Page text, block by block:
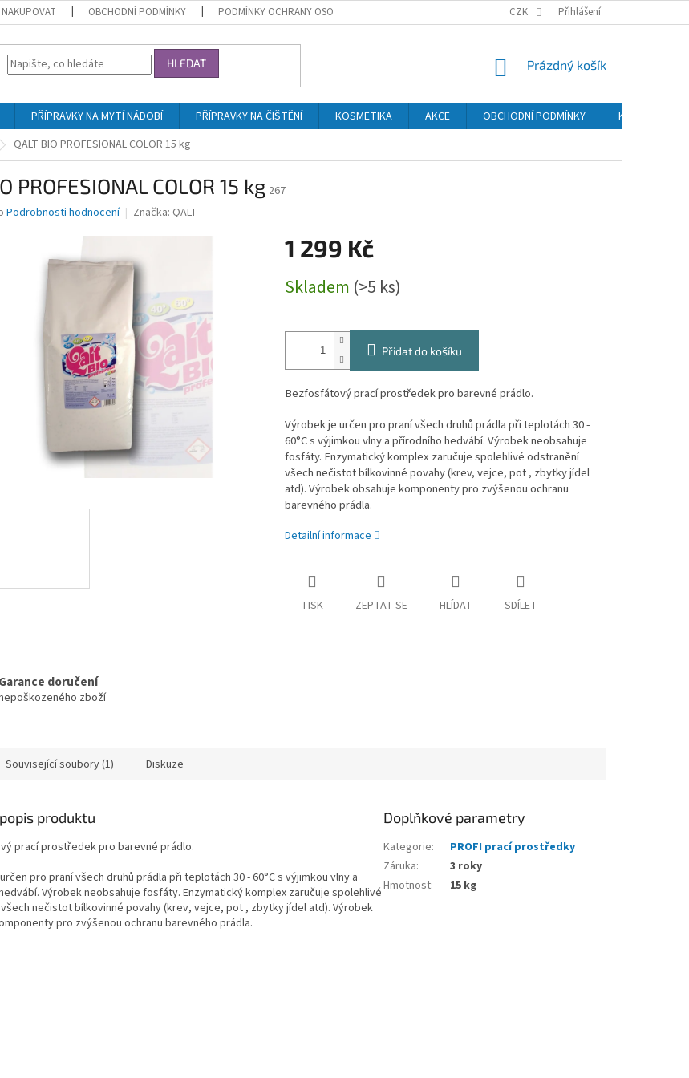
OBCHODNÍ PODMÍNKY PODMÍNKY OCHRANY OSOBNÍCH ÚDAJŮ CZK Přihlášení
HLEDAT
NÁKUPNÍ
Prázdný košík
PŘÍPRAVKY NA MYTÍ NÁDOBÍ PŘÍPRAVKY NA ČIŠTĚNÍ KOSMETIKA AKCE OBCHODNÍ PODMÍNKY
KONTAKTY
QALT BIO PROFESIONAL COLOR 15 kg
PROFESIONAL COLOR 15 kg 267
Podrobnosti hodnocení Značka: QALT
1 299 Kč
cena:
Skladem (>5 ks)
Přidat do košíku
Bezfosfátový prací prostředek pro barevné prádlo.
Výrobek je určen pro praní všech druhů prádla při teplotách 30 -
60°C s výjimkou vlny a přírodního hedvábí. Výrobek neobsahuje
fosfáty. Enzymatický komplex zaručuje spolehlivé odstranění
všech nečistot bílkovinné povahy (krev, vejce, pot , zbytky jídel
atd). Výrobek obsahuje komponenty pro zvýšenou ochranu
barevného prádla.
Detailní informace
TISK ZEPTAT SE HLÍDAT SDÍLET
Garance doručení
zboží
Související soubory (1) Diskuze
produktu
prací prostředek pro barevné prádlo.
pro praní všech druhů prádla při teplotách 30 - 60°C s výjimkou vlny a
Výrobek neobsahuje fosfáty. Enzymatický komplex zaručuje spolehlivé
nečistot bílkovinné povahy (krev, vejce, pot , zbytky jídel atd). Výrobek
pro zvýšenou ochranu barevného prádla.
Doplňkové parametry
Kategorie:
PROFI prací prostředky
Záruka:
3 roky
Hmotnost: 15 kg